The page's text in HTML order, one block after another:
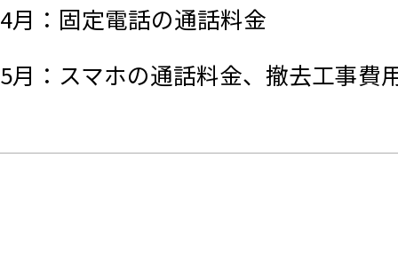
4月：固定電話の通話料金
5月：スマホの通話料金、撤去工事費